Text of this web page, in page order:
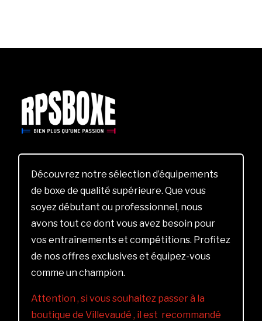
Découvrez notre sélection d’équipements
de boxe de qualité supérieure. Que vous
soyez débutant ou professionnel, nous
avons tout ce dont vous avez besoin pour
vos entraînements et compétitions. Profitez
de nos offres exclusives et équipez-vous
comme un champion.
Attention , si vous souhaitez passer à la
boutique de Villevaudé , il est recommandé